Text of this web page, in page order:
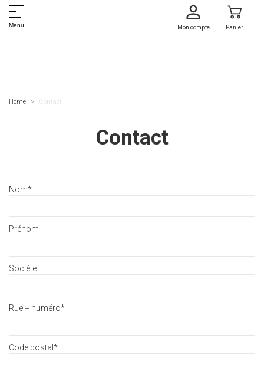
Menu Mon compte Panier
Home Contact
Contact
Nom*
Prénom
Société
Rue + numéro*
Code postal *